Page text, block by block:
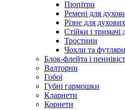
Пюпітри
Ремені для
Різне для духових
Стійки і тримачі
Тростини
Чохли та
Блок-флейта і
Валторни
Гобої
Губні гармошки
Кларнети
Корнети